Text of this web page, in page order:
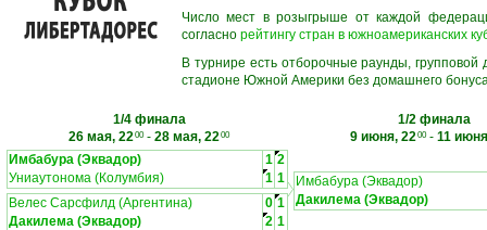
Число мест в розыгрыше от каждой
согласно рейтингу стран в южноамериканских
В турнире есть отборочные раунды,
стадионе Южной Америки без домашнего
1/4 финала
26 мая, 2200- 28 мая, 2200
1/2 финала
9 июня, 2200- 11
Имбабура (Эквадор)
1 2
Униаутонома (Колумбия)
1 1
Велес Сарсфилд (Аргентина)
0 1
Дакилема (Эквадор)
2 1
Имбабура (Эквадор)
Дакилема (Эквадор)